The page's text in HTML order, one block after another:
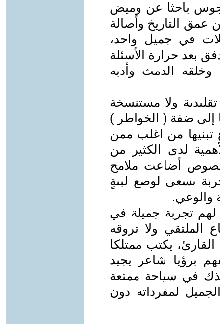
باحثا عن وميض
عمق التاريخ وأصالة
في جميل واحد،
بعد حرارة الأسئلة
وخلقه الدمث وأدبه
ولا مستنسخة
ضفة ( الخواطر )
من اغلب ممن
لدى الكثير من
نصوص أضاعت ملامح
تسعى لوضع لبنةٍ
والوعي.
تجربة جميلة في
الملتقي ولا تروقه
يكتب ممتلكا
برؤيا شاعر يجيد
في سياحة ممتعة
لمفرداته دون